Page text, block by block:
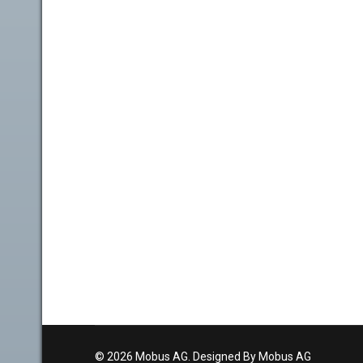
© 2026 Mobus AG. Designed By Mobus AG